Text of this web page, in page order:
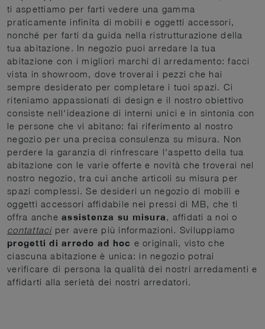
ti aspettiamo per farti vedere una gamma
praticamente infinita di mobili e oggetti accessori,
nonché per farti da guida nella ristrutturazione della
tua abitazione. In negozio puoi arredare la tua
abitazione con i migliori marchi di arredamento: facci
vista in showroom, dove troverai i pezzi che hai
sempre desiderato per completare i tuoi spazi. Ci
riteniamo appassionati di design e il nostro obiettivo
consiste nell'ideazione di interni unici e in sintonia con
le persone che vi abitano: fai riferimento al nostro
negozio per una precisa consulenza su misura. Non
perdere la garanzia di rinfrescare l'aspetto della tua
abitazione con le varie offerte e novità che troverai nel
nostro negozio, tra cui anche articoli su misura per
spazi complessi. Se desideri un negozio di mobili e
oggetti accessori affidabile nei pressi di MB, che ti
offra anche assistenza su misura, affidati a noi o
contattaciper avere più informazioni. Sviluppiamo
progetti di arredo ad hoc e originali, visto che
ciascuna abitazione è unica: in negozio potrai
verificare di persona la qualità dei nostri arredamenti e
affidarti alla serietà dei nostri arredatori.